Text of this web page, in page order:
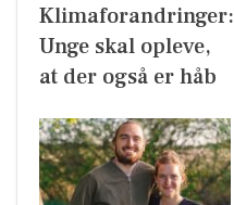
Klimaforandringer:
Unge skal opleve,
at der også er håb